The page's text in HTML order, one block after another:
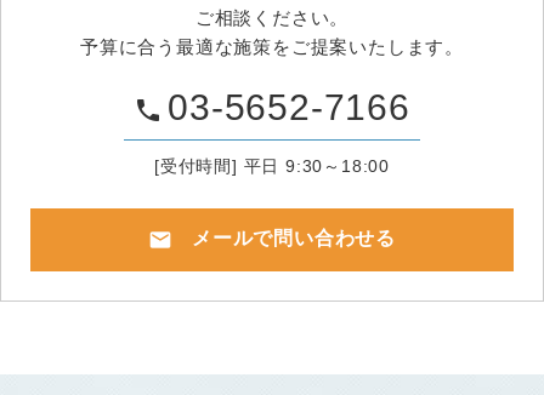
ご相談ください。
予算に合う最適な施策をご提案いたします。
phone 03-5652-7166
[受付時間] 平日 9:30～18:00
mail メールで問い合わせる